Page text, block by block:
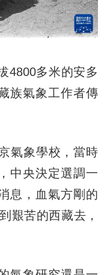
多米的安多
族氣象工作者傳
象學校，當時
中央決定選調一
息，血氣方剛的
艱苦的西藏去，